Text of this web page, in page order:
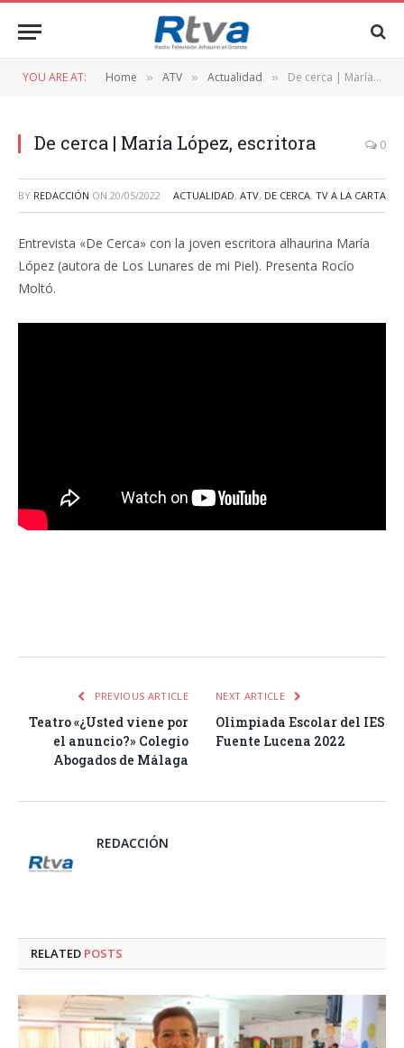
YOU ARE AT: Home » ATV » Actualidad » De cerca | María López, escritora
De cerca | María López, escritora 0
BY REDACCIÓN ON 20/05/2022 ACTUALIDAD, ATV, DE CERCA, TV A LA CARTA
Entrevista «De Cerca» con la joven escritora alhaurina María
López (autora de Los Lunares de mi Piel). Presenta Rocío
Moltó.
PREVIOUS ARTICLE
Teatro «¿Usted viene por
el anuncio?» Colegio
Abogados de Málaga
NEXT ARTICLE
Olimpiada Escolar del IES
Fuente Lucena 2022
REDACCIÓN
RELATED POSTS